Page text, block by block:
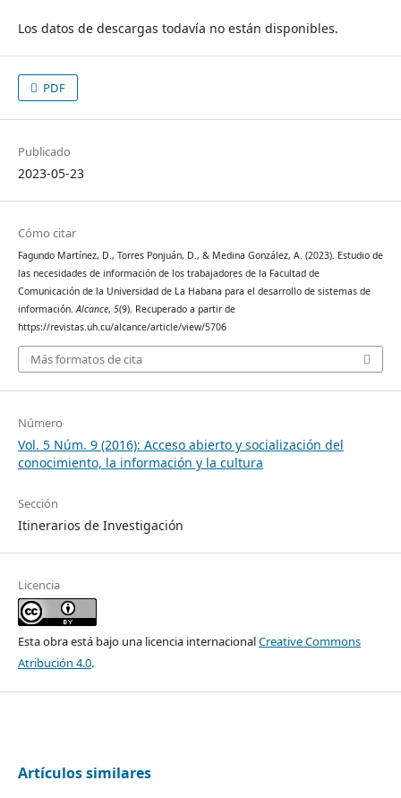
Los datos de descargas todavía no están disponibles.
PDF
Publicado
2023-05-23
Cómo citar
Fagundo Martínez, D., Torres Ponjuán, D., & Medina González, A. (2023). Estudio de
las necesidades de información de los trabajadores de la Facultad de
Comunicación de la Universidad de La Habana para el desarrollo de sistemas de
información.Alcance, 5(9). Recuperado a partir de
https://revistas.uh.cu/alcance/article/view/5706
Más formatos de cita
Número
Vol. 5 Núm. 9 (2016): Acceso abierto y socialización del
conocimiento, la información y la cultura
Sección
Itinerarios de Investigación
Licencia
Esta obra está bajo una licencia internacionalCreative Commons
Atribución 4.0.
Artículos similares